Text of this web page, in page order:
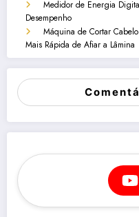
Medidor de Energia
Desempenho
Máquina de Cortar
Mais Rápida de Afiar a Lâmina